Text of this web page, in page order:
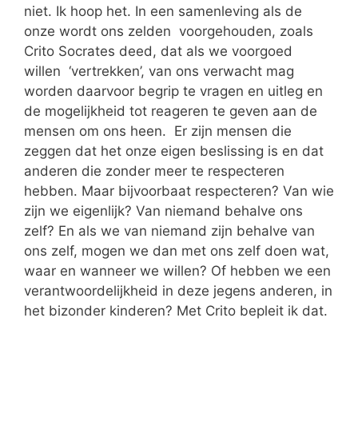
niet. Ik hoop het. In een samenleving als de
onze wordt ons zelden voorgehouden, zoals
Crito Socrates deed, dat als we voorgoed
willen ‘vertrekken’, van ons verwacht mag
worden daarvoor begrip te vragen en uitleg en
de mogelijkheid tot reageren te geven aan de
mensen om ons heen. Er zijn mensen die
zeggen dat het onze eigen beslissing is en dat
anderen die zonder meer te respecteren
hebben. Maar bijvoorbaat respecteren? Van wie
zijn we eigenlijk? Van niemand behalve ons
zelf? En als we van niemand zijn behalve van
ons zelf, mogen we dan met ons zelf doen wat,
waar en wanneer we willen? Of hebben we een
verantwoordelijkheid in deze jegens anderen, in
het bizonder kinderen? Met Crito bepleit ik dat.